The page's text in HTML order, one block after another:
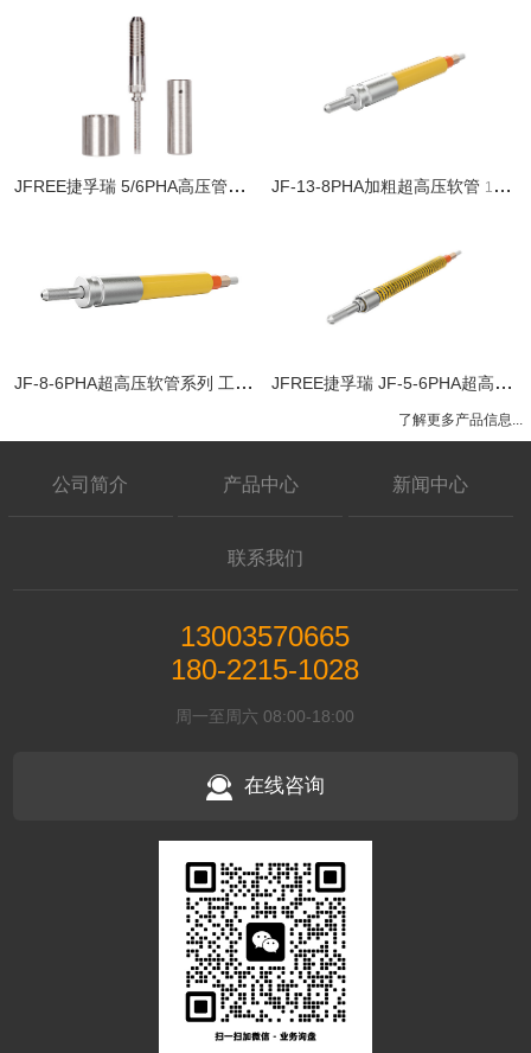
JFREE捷孚瑞 5/6PHA高压管喷嘴接头组件 - 超高压软管五金配件 5-
JF-13-8PHA加粗超高压软管 13/8PHA加粗超高压软管 - 内径13mm超高压软管系列
JF-8-6PHA超高压软管系列 工业清洗软管 6层缠绕式超高压软管 3100Pa
JFREE捷孚瑞 JF-5-6PHA超高压软管系列 工业清洗软管
了解更多产品信息...
公司简介 产品中心 新闻中心
联系我们
13003570665
180-2215-1028
周一至周六 08:00-18:00
在线咨询